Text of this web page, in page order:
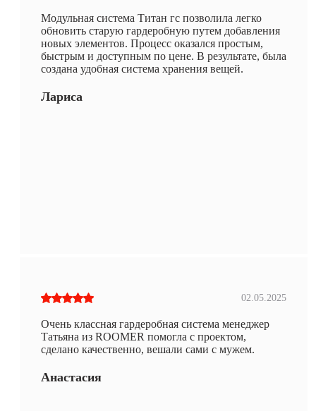
Модульная система Титан гс позволила легко
обновить старую гардеробную путем добавления
новых элементов. Процесс оказался простым,
быстрым и доступным по цене. В результате, была
создана удобная система хранения вещей.
Лариса
02.05.2025
Очень классная гардеробная система менеджер
Татьяна из ROOMER помогла с проектом,
сделано качественно, вешали сами с мужем.
Анастасия